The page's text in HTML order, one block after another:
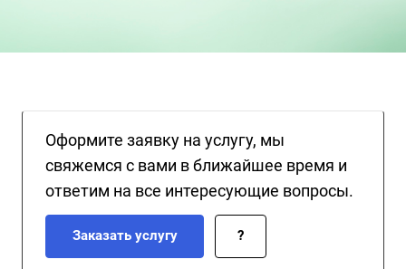
Оформите заявку на услугу, мы
свяжемся с вами в ближайшее время и
ответим на все интересующие вопросы.
Заказать услугу ?